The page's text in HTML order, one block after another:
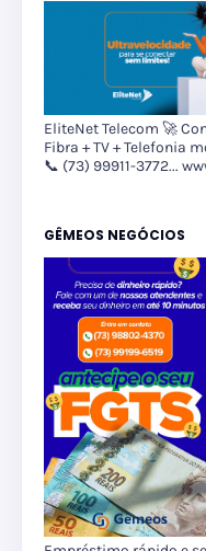
EliteNet Telecom 🚀
Fibra + TV + Telefonia
📞 (73) 99911-3772...
GÊMEOS NEGÓCIOS